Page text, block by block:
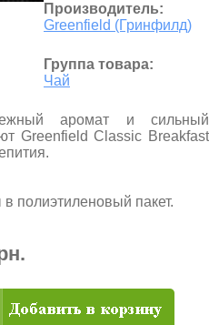
Производитель:
Greenfield (Гринфилд)
Группа товара:
Чай
аромат и сильный
Greenfield Classic Breakfast
полиэтиленовый пакет.
.